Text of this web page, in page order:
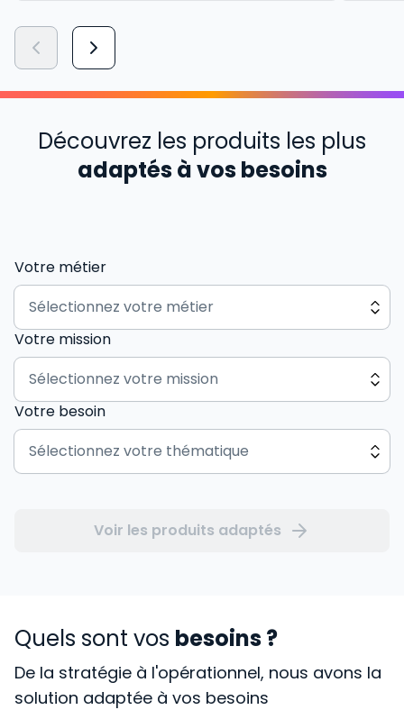
Découvrez les produits les plus
adaptés à vos besoins
Votre métier
Votre mission
Votre besoin
Voir les produits adaptés
Quels sont vos besoins ?
De la stratégie à l'opérationnel, nous avons la
solution adaptée à vos besoins